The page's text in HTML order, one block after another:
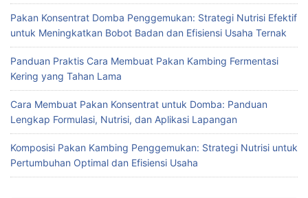
Pakan Konsentrat Domba Penggemukan: Strategi Nutrisi Efektif
untuk Meningkatkan Bobot Badan dan Efisiensi Usaha Ternak
Panduan Praktis Cara Membuat Pakan Kambing Fermentasi
Kering yang Tahan Lama
Cara Membuat Pakan Konsentrat untuk Domba: Panduan
Lengkap Formulasi, Nutrisi, dan Aplikasi Lapangan
Komposisi Pakan Kambing Penggemukan: Strategi Nutrisi untuk
Pertumbuhan Optimal dan Efisiensi Usaha